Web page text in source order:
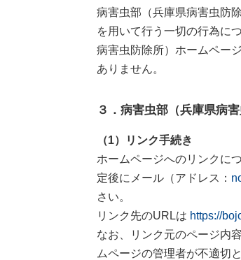
病害虫部（兵庫県病害虫防
を用いて行う一切の行為に
病害虫防除所）ホームペー
ありません。
３．病害虫部（兵庫県病
（1）リンク手続き
ホームページへのリンクに
定後にメール（アドレス：
さい。
リンク先のURLは https://
なお、リンク元のページ内
ムページの管理者が不適切